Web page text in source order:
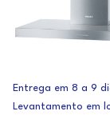
Entrega em 8 a 9
Levantamento em